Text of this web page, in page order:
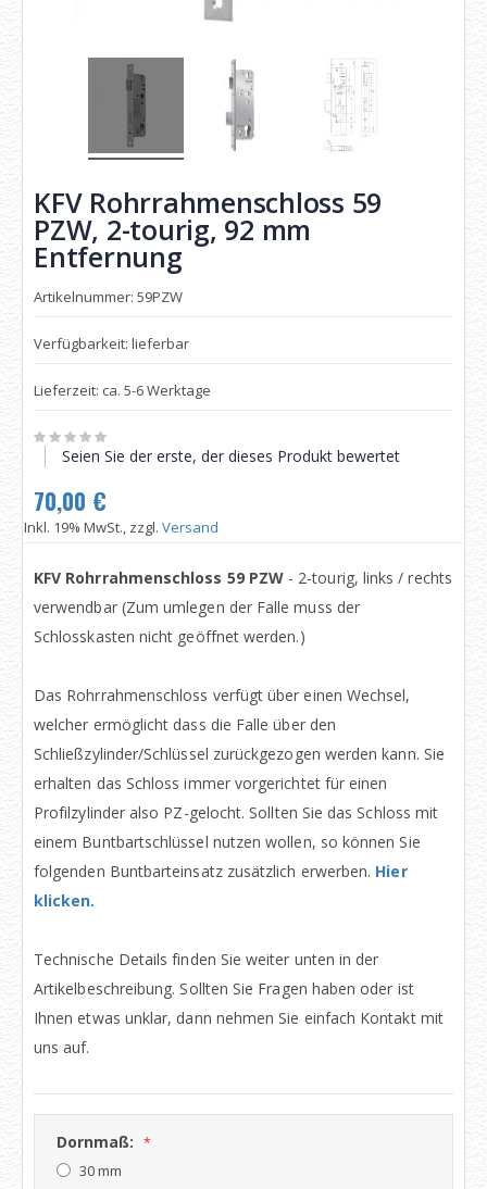
KFV Rohrrahmenschloss 59
PZW, 2-tourig, 92 mm
Entfernung
Artikelnummer: 59PZW
Verfügbarkeit: lieferbar
Lieferzeit: ca. 5-6 Werktage
Seien Sie der erste, der dieses Produkt bewertet
70,00 €
Inkl. 19% MwSt., zzgl. Versand
KFV Rohrrahmenschloss 59 PZW - 2-tourig, links / rechts
verwendbar (Zum umlegen der Falle muss der
Schlosskasten nicht geöffnet werden.)
Das Rohrrahmenschloss verfügt über einen Wechsel,
welcher ermöglicht dass die Falle über den
Schließzylinder/Schlüssel zurückgezogen werden kann. Sie
erhalten das Schloss immer vorgerichtet für einen
Profilzylinder also PZ-gelocht. Sollten Sie das Schloss mit
einem Buntbartschlüssel nutzen wollen, so können Sie
folgenden Buntbarteinsatz zusätzlich erwerben. Hier
klicken.
Technische Details finden Sie weiter unten in der
Artikelbeschreibung. Sollten Sie Fragen haben oder ist
Ihnen etwas unklar, dann nehmen Sie einfach Kontakt mit
uns auf.
Dornmaß:
30 mm